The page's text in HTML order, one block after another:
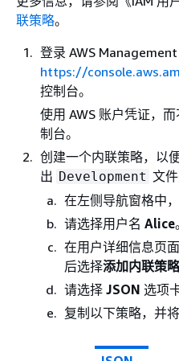
联策略。
登录 AWS
https://
控制台。
使用 AWS 账户凭证，
制台。
创建一个内联策略，以
出 Development 文件
在左侧导航窗格中
请选择用户名 Alice。
在用户详细信息页
后选择添加内联策略
请选择 JSON 选项卡
复制以下策略，并